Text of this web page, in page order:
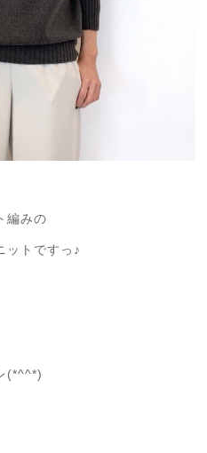
編みの
ットですっ♪
(*^^*)